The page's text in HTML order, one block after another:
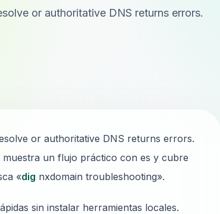
or authoritative DNS returns errors.
or authoritative DNS returns errors.
un flujo práctico con es y cubre
«dig nxdomain troubleshooting».
sin instalar herramientas locales.